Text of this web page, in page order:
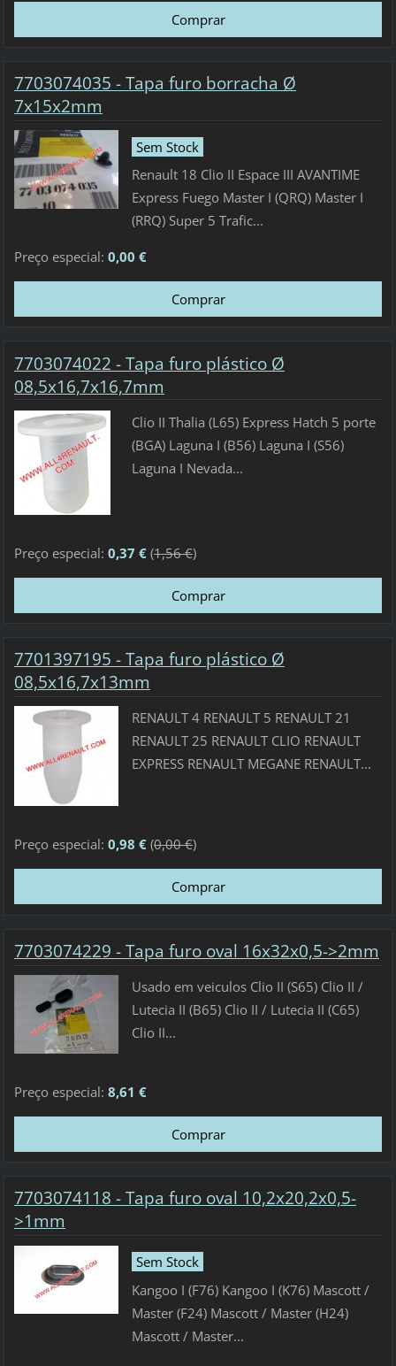
7703074035 - Tapa furo borracha Ø
7x15x2mm
Sem Stock
Renault 18 Clio II Espace III AVANTIME
Express Fuego Master I (QRQ) Master I
(RRQ) Super 5 Trafic...
Preço especial: 0,00 €
7703074022 - Tapa furo plástico Ø
08,5x16,7x16,7mm
Clio II Thalia (L65) Express Hatch 5 porte
(BGA) Laguna I (B56) Laguna I (S56)
Laguna I Nevada...
Preço especial: 0,37 €(1,56 €)
7701397195 - Tapa furo plástico Ø
08,5x16,7x13mm
RENAULT 4 RENAULT 5 RENAULT 21
RENAULT 25 RENAULT CLIO RENAULT
EXPRESS RENAULT MEGANE RENAULT...
Preço especial: 0,98 €(0,00 €)
7703074229 - Tapa furo oval 16x32x0,5->2mm
Usado em veiculos Clio II (S65) Clio II /
Lutecia II (B65) Clio II / Lutecia II (C65)
Clio II...
Preço especial: 8,61 €
7703074118 - Tapa furo oval 10,2x20,2x0,5-
>1mm
Sem Stock
Kangoo I (F76) Kangoo I (K76) Mascott /
Master (F24) Mascott / Master (H24)
Mascott / Master...